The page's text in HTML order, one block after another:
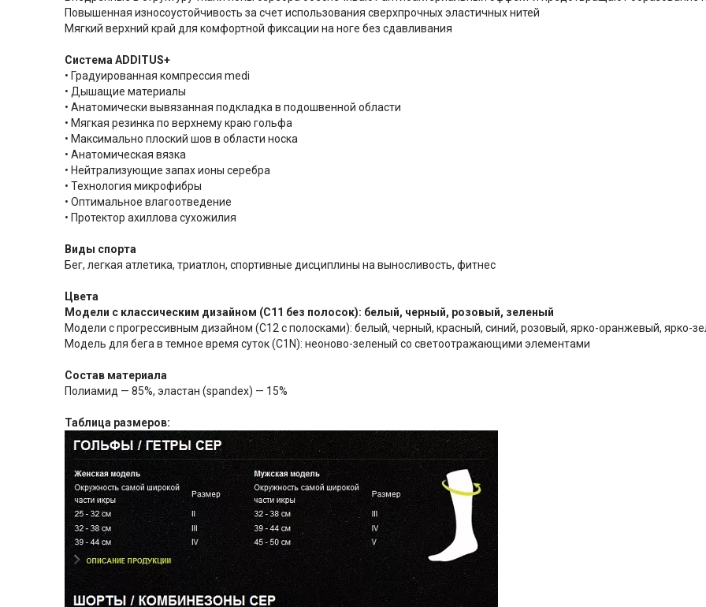
Повышенная износоустойчивость за счет использования сверхпрочных эластичных нитей
Мягкий верхний край для комфортной фиксации на ноге без сдавливания
Система ADDITUS+
• Градуированная компрессия medi
• Дышащие материалы
• Анатомически вывязанная подкладка в подошвенной области
• Мягкая резинка по верхнему краю гольфа
• Максимально плоский шов в области носка
• Анатомическая вязка
• Нейтрализующие запах ионы серебра
• Технология микрофибры
• Оптимальное влагоотведение
• Протектор ахиллова сухожилия
Виды спорта
Бег, легкая атлетика, триатлон, спортивные дисциплины на выносливость, фитнес
Цвета
Модели c классическим дизайном (С11 без полосок): белый, черный, розовый, зеленый
Модели с прогрессивным дизайном (С12 с полосками): белый, черный, красный, синий, розовый, ярко-оранжевый, ярко-
Модель для бега в темное время суток (C1N): неоново-зеленый со светоотражающими элементами
Состав материала
Полиамид — 85%, эластан (spandex) — 15%
Таблица размеров: